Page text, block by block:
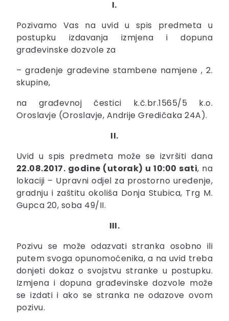
I.
Pozivamo Vas na uvid u spis predmeta u
postupku izdavanja izmjena i dopuna
građevinske dozvole za
– građenje građevine stambene namjene , 2.
skupine,
na građevnoj čestici k.č.br.1565/5 k.o.
Oroslavje (Oroslavje, Andrije Gredičaka 24A).
II.
Uvid u spis predmeta može se izvršiti dana
22.08.2017. godine (utorak) u 10:00 sati, na
lokaciji – Upravni odjel za prostorno uređenje,
gradnju i zaštitu okoliša Donja Stubica, Trg M.
Gupca 20, soba 49/II.
III.
Pozivu se može odazvati stranka osobno ili
putem svoga opunomoćenika, a na uvid treba
donjeti dokaz o svojstvu stranke u postupku.
Izmjena i dopuna građevinske dozvole može
se izdati i ako se stranka ne odazove ovom
pozivu.